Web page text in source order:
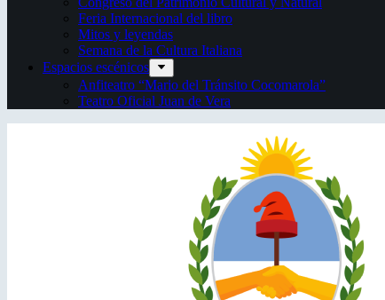
Feria Internacional del libro
Mitos y leyendas
Semana de la Cultura Italiana
Espacios escénicos
Anfiteatro “Mario del Tránsito Cocomarola”
Teatro Oficial Juan de Vera